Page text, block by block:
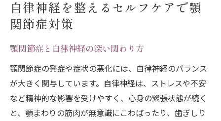
自律神経を整えるセルフケアで顎
関節症対策
顎関節症と自律神経の深い関わり方
顎関節症の発症や症状の悪化には、自律神経のバランス
が大きく関与しています。自律神経は、ストレスや不安
など精神的な影響を受けやすく、心身の緊張状態が続く
と、顎まわりの筋肉が無意識にこわばったり、歯ぎしり